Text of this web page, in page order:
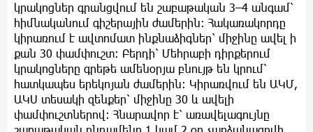
կրակոցներ գրանցվում են շաբաթական 3–4 անգամ՝
հիմնականում գիշերային ժամերին։ Հակառակորդը
կիրառում է ավտոմատ ինքնաձիգներ՝ միջինը ավել ի
քան 30 փամփուշտ։ Բերդի՝ Մեհրաբի դիրքերում
կրակոցները գրեթե ամենօրյա բնույթ են կրում՝
հատկապես երեկոյան ժամերին։ Կիրառվում են ԱԿՄ,
ԱԿՍ տեսակի զենքեր՝ միջինը 30 և ավելի
փամփուշտներով։ Հնարավոր է՝ առավելագույնը